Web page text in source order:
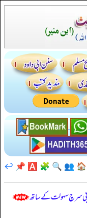
🏠
👥
🔍
🧩
🅰️
📌
↩️
عربی سرچ سہولت کے ساتھ